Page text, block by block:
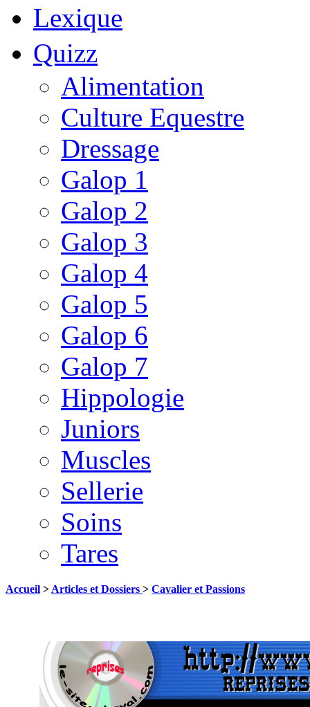
Lexique
Quizz
Alimentation
Culture Equestre
Dressage
Galop 1
Galop 2
Galop 3
Galop 4
Galop 5
Galop 6
Galop 7
Hippologie
Juniors
Muscles
Sellerie
Soins
Tares
Accueil > Articles et Dossiers > Cavalier et Passions